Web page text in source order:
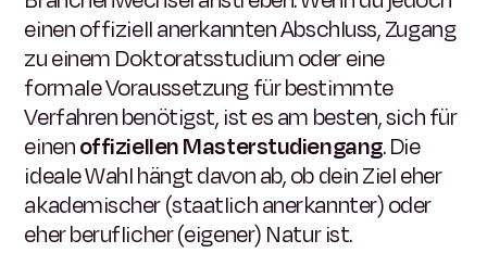
einen offiziell anerkannten Abschluss, Zugang
zu einem Doktoratsstudium oder eine
formale Voraussetzung für bestimmte
Verfahren benötigst, ist es am besten, sich für
einenoffiziellen Masterstudiengang. Die
ideale Wahl hängt davon ab, ob dein Ziel eher
akademischer (staatlich anerkannter) oder
eher beruflicher (eigener) Natur ist.